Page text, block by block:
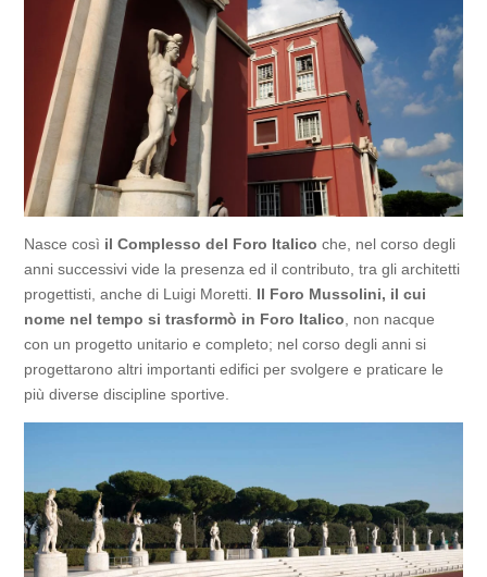
Nasce così il Complesso del Foro Italico che, nel corso degli
anni successivi vide la presenza ed il contributo, tra gli architetti
progettisti, anche di Luigi Moretti. Il Foro Mussolini, il cui
nome nel tempo si trasformò in Foro Italico, non nacque
con un progetto unitario e completo; nel corso degli anni si
progettarono altri importanti edifici per svolgere e praticare le
più diverse discipline sportive.